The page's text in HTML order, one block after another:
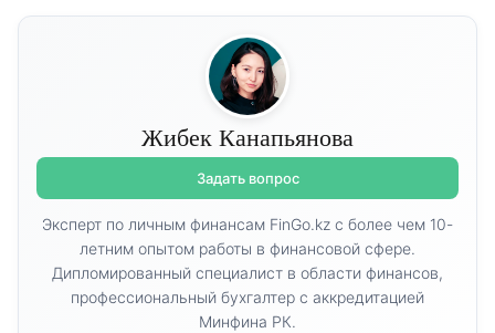
Жибек Канапьянова
Задать вопрос
Эксперт по личным финансам FinGo.kz с более чем 10-
летним опытом работы в финансовой сфере.
Дипломированный специалист в области финансов,
профессиональный бухгалтер с аккредитацией
Минфина РК.